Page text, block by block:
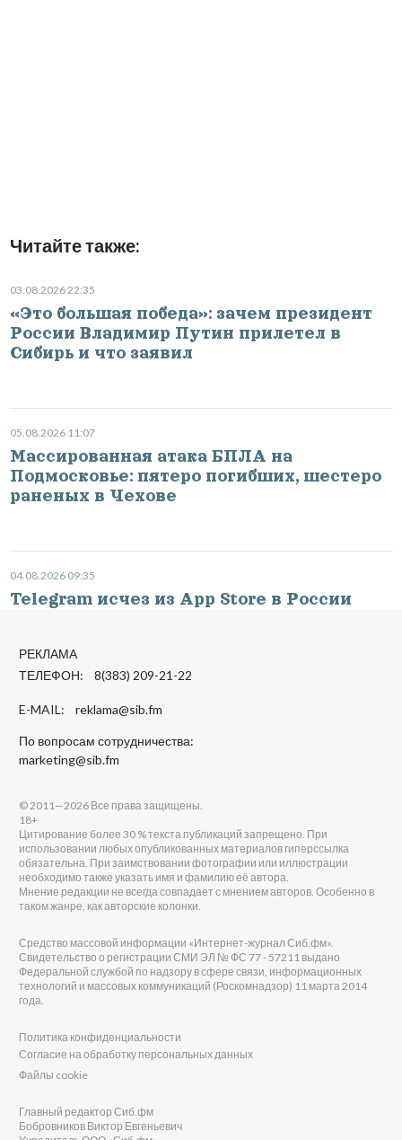
Читайте также:
03.08.2026 22:35
«Это большая победа»: зачем президент
России Владимир Путин прилетел в
Сибирь и что заявил
05.08.2026 11:07
Массированная атака БПЛА на
Подмосковье: пятеро погибших, шестеро
раненых в Чехове
04.08.2026 09:35
Telegram исчез из App Store в России
РЕКЛАМА
ТЕЛЕФОН: 8(383) 209-21-22
E-MAIL: reklama@sib.fm
По вопросам сотрудничества:
marketing@sib.fm
© 2011—2026 Все права защищены.
18+
Цитирование более 30 % текста публикаций запрещено. При
использовании любых опубликованных материалов гиперссылка
обязательна. При заимствовании фотографии или иллюстрации
необходимо также указать имя и фамилию её автора.
Мнение редакции не всегда совпадает с мнением авторов. Особенно в
таком жанре, как авторские колонки.
Средство массовой информации «Интернет-журнал Сиб.фм».
Свидетельство о регистрации СМИ ЭЛ № ФС 77 - 57211 выдано
Федеральной службой по надзору в сфере связи, информационных
технологий и массовых коммуникаций (Роскомнадзор) 11 марта 2014
года.
Политика конфиденциальности
Согласие на обработку персональных данных
Файлы cookie
Главный редактор Сиб.фм
Бобровников Виктор Евгеньевич